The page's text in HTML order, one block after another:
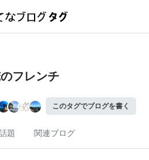
フレンチ
このタグでブログを書く
題 関連ブログ